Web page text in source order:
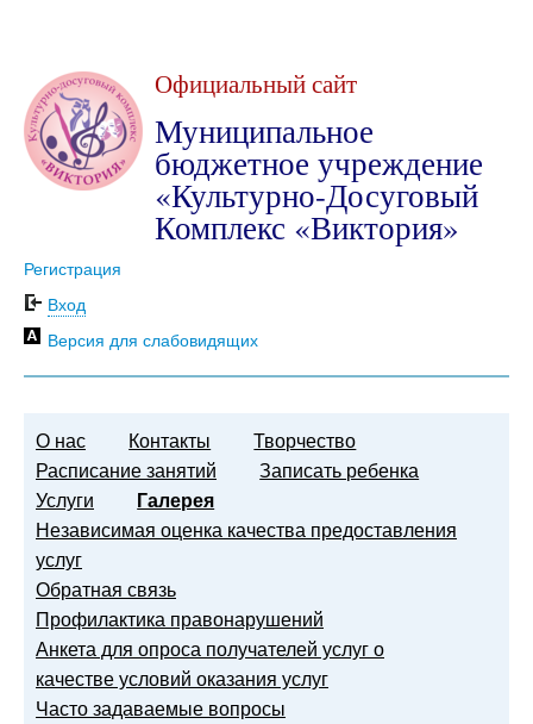
Официальный сайт
Муниципальное
бюджетное учреждение
«Культурно-Досуговый
Комплекс «Виктория»
Регистрация
Вход
Версия для слабовидящих
О нас Контакты
Творчество
Расписание занятий
Записать ребенка
Услуги
Галерея
Независимая оценка качества предоставления
услуг
Обратная связь
Профилактика правонарушений
Анкета для опроса получателей услуг о
качестве условий оказания услуг
Часто задаваемые вопросы